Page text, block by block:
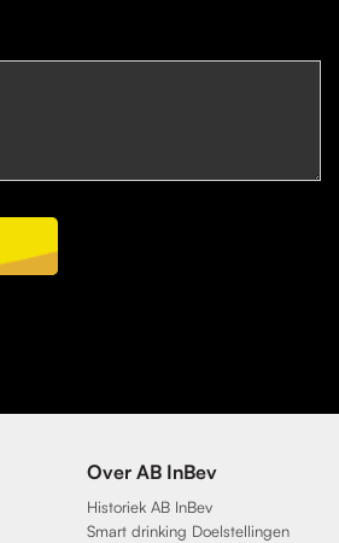
Over AB InBev
Historiek AB InBev
Smart drinking Doelstellingen